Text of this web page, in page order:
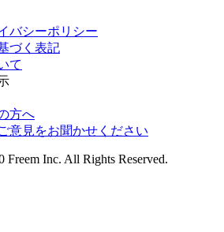
バシーポリシー
づく表記
て
方へ
意見をお聞かせください
Freem Inc. All Rights Reserved.